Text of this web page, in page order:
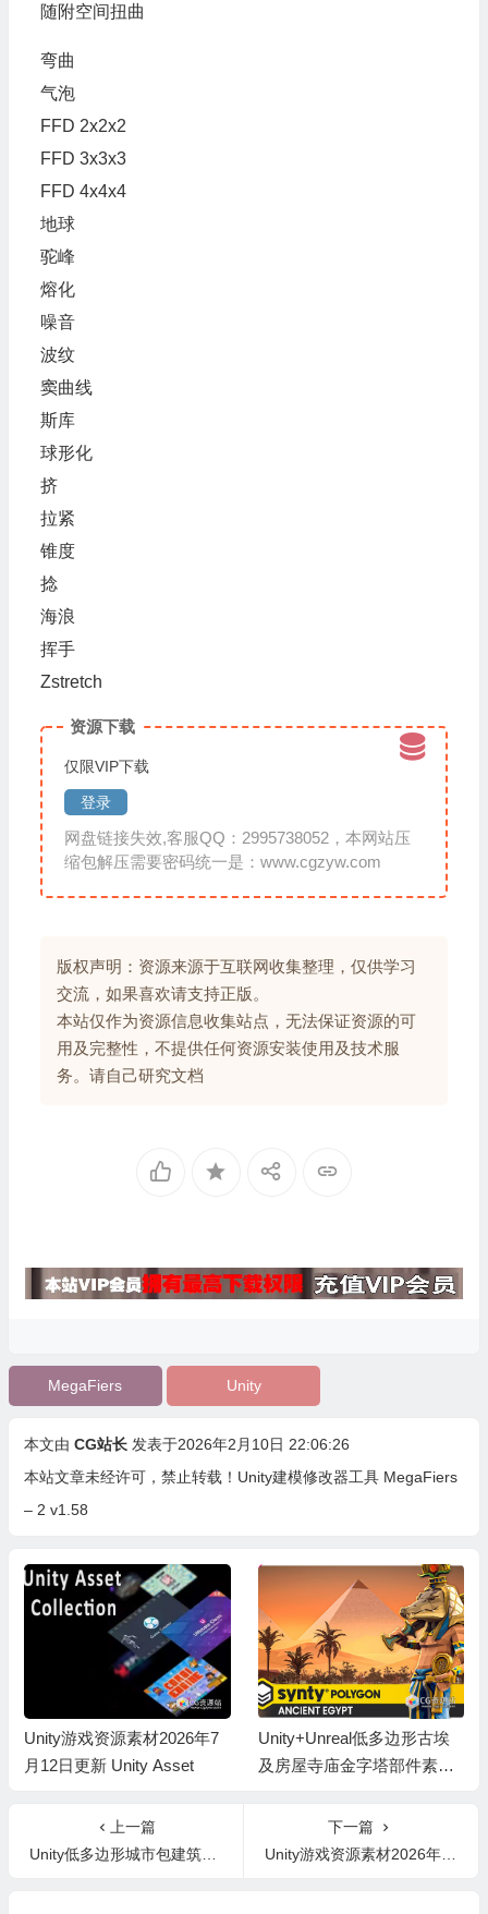
随附空间扭曲
弯曲
气泡
FFD 2x2x2
FFD 3x3x3
FFD 4x4x4
地球
驼峰
熔化
噪音
波纹
窦曲线
斯库
球形化
挤
拉紧
锥度
捻
海浪
挥手
Zstretch
资源下载
仅限VIP下载
登录
网盘链接失效,客服QQ：2995738052，本网站压
缩包解压需要密码统一是：www.cgzyw.com
版权声明：资源来源于互联网收集整理，仅供学习
交流，如果喜欢请支持正版。
本站仅作为资源信息收集站点，无法保证资源的可
用及完整性，不提供任何资源安装使用及技术服
务。请自己研究文档
MegaFiers Unity
本文由 CG站长 发表于2026年2月10日 22:06:26
本站文章未经许可，禁止转载！ Unity建模修改器工具 MegaFiers
– 2 v1.58
Unity游戏资源素材2026年7
月12日更新 Unity Asset
Unity+Unreal低多边形古埃
及房屋寺庙金字塔部件素材
上一篇
Unity低多边形城市包建筑物车辆包 POLYGON – City Pack v1.12.1
下一篇
Unity游戏资源素材2026年2月11日更新